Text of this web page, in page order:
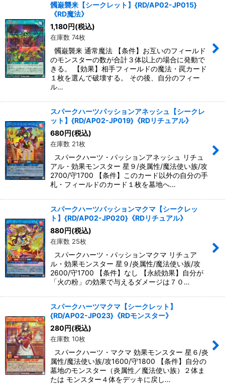
髑巌襲来【シークレット】{RD/AP02-JP015}
《RD魔法》
1,180円(税込)
在庫数 74枚
髑巌襲来 通常魔法 【条件】お互いのフィールド
のモンスターの数が合計３体以上の場合に発動で
きる。 【効果】相手フィールドの魔法・罠カード
１枚を選んで破壊する。 その後、自分のフィー
ル…
スパークハーツパッションアネッシュ【シークレ
ット】{RD/AP02-JP019}《RDリチュアル》
680円(税込)
在庫数 21枚
スパークハーツ・パッションアネッシュ リチュ
アル・効果モンスター 星９/炎属性/魔法使い族/攻
2700/守1700 【条件】このカード以外の自分の手
札・フィールドのカード１枚を墓地へ…
スパークハーツパッションマクマ【シークレッ
ト】{RD/AP02-JP020}《RDリチュアル》
880円(税込)
在庫数 25枚
スパークハーツ・パッションマクマ リチュア
ル・効果モンスター 星９/炎属性/魔法使い族/攻
2600/守1700 【条件】なし 【永続効果】自分が
「火の粉」の効果で与えるダメージは７０…
スパークハーツマクマ【シークレット】
{RD/AP02-JP023}《RDモンスター》
280円(税込)
在庫数 10枚
スパークハーツ・マクマ 効果モンスター 星６/炎
属性/魔法使い族/攻1600/守1800 【条件】自分の
墓地のモンスター（炎属性／魔法使い族）２体ま
たは モンスター４体をデッキに戻し…